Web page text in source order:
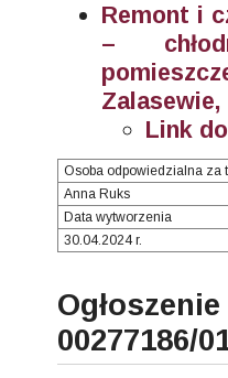
Remont i
–
Link
Osoba odpowiedzialna za
Anna Ruks
Data wytworzenia
30.04.2024 r.
00277186/